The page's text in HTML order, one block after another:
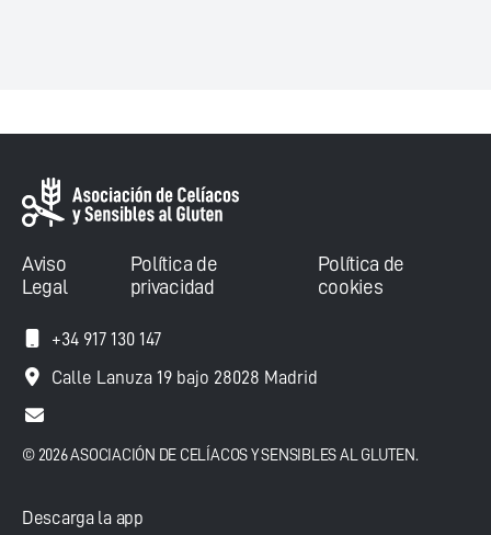
Aviso
Legal
Política de
privacidad
Política de
cookies
+34 917 130 147
Calle Lanuza 19 bajo 28028 Madrid
© 2026 ASOCIACIÓN DE CELÍACOS Y SENSIBLES AL GLUTEN.
Descarga la app